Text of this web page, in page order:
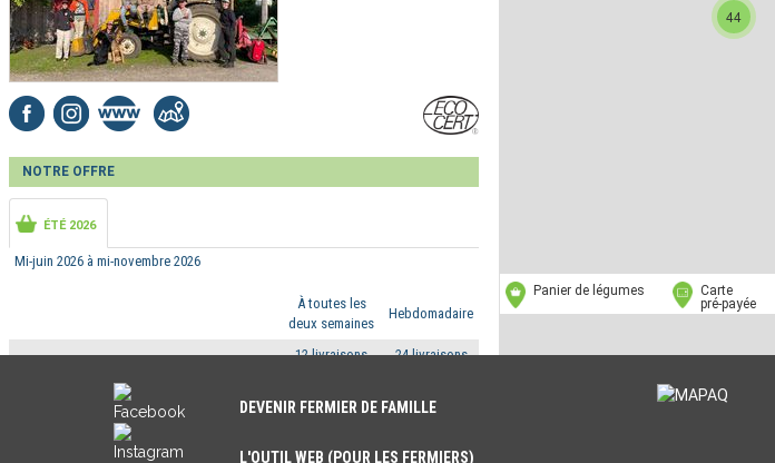
Panier de légumes
Carte
pré‑payée
NOTRE OFFRE
ÉTÉ 2026
Mi-juin 2026 à mi-novembre 2026
À toutes les
deux semaines
Hebdomadaire
UNIQUEMENT DES ŒUFS
12 livraisons
panier
24 livraisons
panier
12 livraisons
44
DEVENIR FERMIER DE FAMILLE
L'OUTIL WEB (POUR LES FERMIERS)